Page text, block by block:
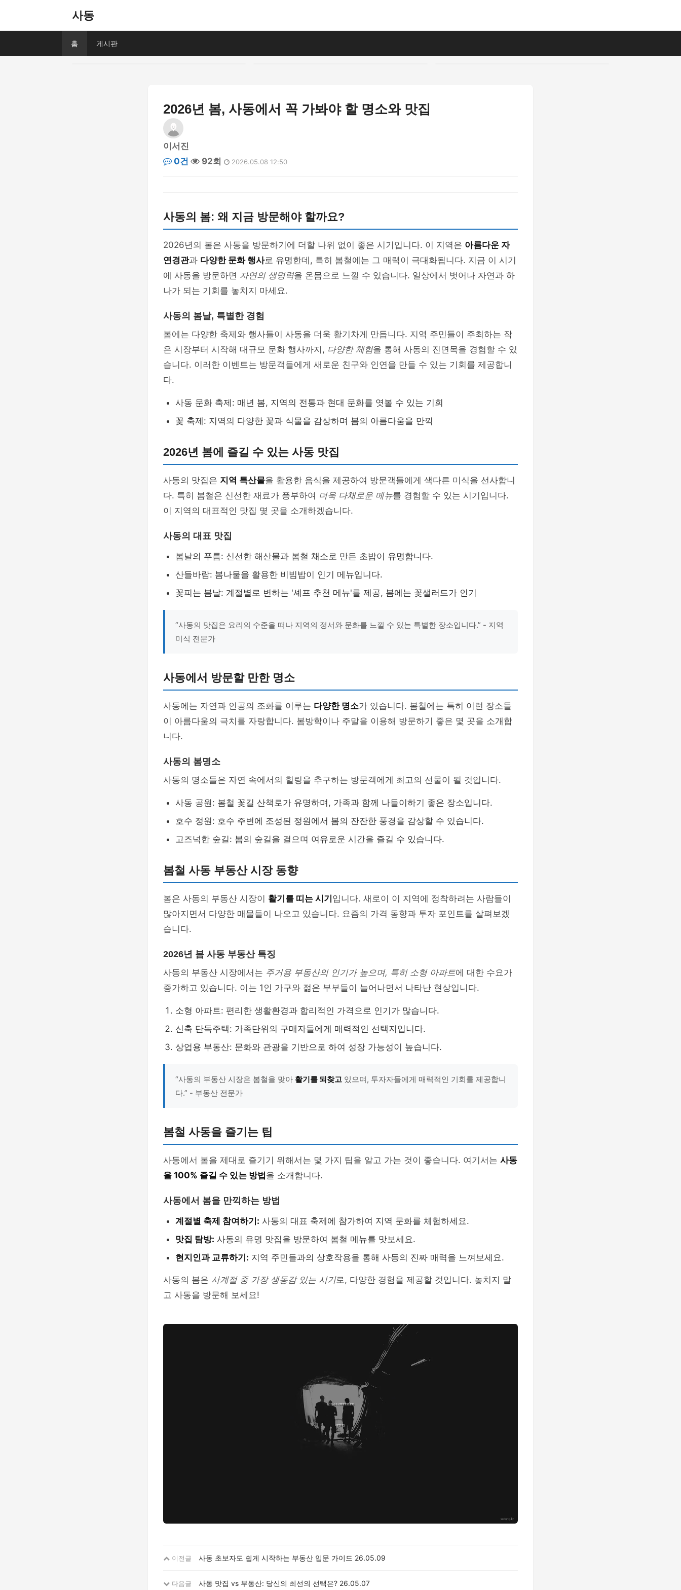
사동
홈 게시판
2026년 봄, 사동에서 꼭 가봐야 할 명소와 맛집
이서진
0건
92회 2026.05.08 12:50
사동의 봄: 왜 지금 방문해야 할까요?
2026년의 봄은 사동을 방문하기에 더할 나위 없이 좋은 시기입니다. 이 지역은 아름다운 자
연경관과 다양한 문화 행사로 유명한데, 특히 봄철에는 그 매력이 극대화됩니다. 지금 이 시기
에 사동을 방문하면 자연의 생명력을 온몸으로 느낄 수 있습니다. 일상에서 벗어나 자연과 하
나가 되는 기회를 놓치지 마세요.
사동의 봄날, 특별한 경험
봄에는 다양한 축제와 행사들이 사동을 더욱 활기차게 만듭니다. 지역 주민들이 주최하는 작
은 시장부터 시작해 대규모 문화 행사까지, 다양한 체험을 통해 사동의 진면목을 경험할 수 있
습니다. 이러한 이벤트는 방문객들에게 새로운 친구와 인연을 만들 수 있는 기회를 제공합니
다.
사동 문화 축제: 매년 봄, 지역의 전통과 현대 문화를 엿볼 수 있는 기회
꽃 축제: 지역의 다양한 꽃과 식물을 감상하며 봄의 아름다움을 만끽
2026년 봄에 즐길 수 있는 사동 맛집
사동의 맛집은 지역 특산물을 활용한 음식을 제공하여 방문객들에게 색다른 미식을 선사합니
다. 특히 봄철은 신선한 재료가 풍부하여 더욱 다채로운 메뉴를 경험할 수 있는 시기입니다.
이 지역의 대표적인 맛집 몇 곳을 소개하겠습니다.
사동의 대표 맛집
봄날의 푸름: 신선한 해산물과 봄철 채소로 만든 초밥이 유명합니다.
산들바람: 봄나물을 활용한 비빔밥이 인기 메뉴입니다.
꽃피는 봄날: 계절별로 변하는 '셰프 추천 메뉴'를 제공, 봄에는 꽃샐러드가 인기
“사동의 맛집은 요리의 수준을 떠나 지역의 정서와 문화를 느낄 수 있는 특별한 장소입니다.” - 지역
미식 전문가
사동에서 방문할 만한 명소
사동에는 자연과 인공의 조화를 이루는 다양한 명소가 있습니다. 봄철에는 특히 이런 장소들
이 아름다움의 극치를 자랑합니다. 봄방학이나 주말을 이용해 방문하기 좋은 몇 곳을 소개합
니다.
사동의 봄명소
사동의 명소들은 자연 속에서의 힐링을 추구하는 방문객에게 최고의 선물이 될 것입니다.
사동 공원: 봄철 꽃길 산책로가 유명하며, 가족과 함께 나들이하기 좋은 장소입니다.
호수 정원: 호수 주변에 조성된 정원에서 봄의 잔잔한 풍경을 감상할 수 있습니다.
고즈넉한 숲길: 봄의 숲길을 걸으며 여유로운 시간을 즐길 수 있습니다.
봄철 사동 부동산 시장 동향
봄은 사동의 부동산 시장이 활기를 띠는 시기 입니다. 새로이 이 지역에 정착하려는 사람들이
많아지면서 다양한 매물들이 나오고 있습니다. 요즘의 가격 동향과 투자 포인트를 살펴보겠
습니다.
2026년 봄 사동 부동산 특징
사동의 부동산 시장에서는 주거용 부동산의 인기가 높으며, 특히 소형 아파트에 대한 수요가
증가하고 있습니다. 이는 1인 가구와 젊은 부부들이 늘어나면서 나타난 현상입니다.
소형 아파트: 편리한 생활환경과 합리적인 가격으로 인기가 많습니다.
신축 단독주택: 가족단위의 구매자들에게 매력적인 선택지입니다.
상업용 부동산: 문화와 관광을 기반으로 하여 성장 가능성이 높습니다.
“사동의 부동산 시장은 봄철을 맞아 활기를 되찾고 있으며, 투자자들에게 매력적인 기회를 제공합니
다.” - 부동산 전문가
봄철 사동을 즐기는 팁
사동에서 봄을 제대로 즐기기 위해서는 몇 가지 팁을 알고 가는 것이 좋습니다. 여기서는 사동
을 100% 즐길 수 있는 방법 을 소개합니다.
사동에서 봄을 만끽하는 방법
계절별 축제 참여하기: 사동의 대표 축제에 참가하여 지역 문화를 체험하세요.
맛집 탐방: 사동의 유명 맛집을 방문하여 봄철 메뉴를 맛보세요.
현지인과 교류하기: 지역 주민들과의 상호작용을 통해 사동의 진짜 매력을 느껴보세요.
사동의 봄은 사계절 중 가장 생동감 있는 시기로, 다양한 경험을 제공할 것입니다. 놓치지 말
고 사동을 방문해 보세요!
이전글 사동 초보자도 쉽게 시작하는 부동산 입문 가이드 26.05.09
다음글 사동 맛집 vs 부동산: 당신의 최선의 선택은? 26.05.07